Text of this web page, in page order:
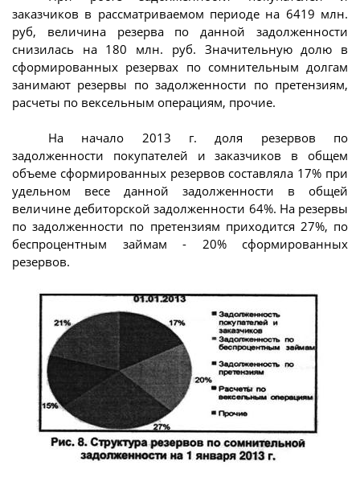
заказчиков в рассматриваемом периоде на 6419 млн.
руб, величина резерва по данной задолженности
снизилась на 180 млн. руб. Значительную долю в
сформированных резервах по сомнительным долгам
занимают резервы по задолженности по претензиям,
расчеты по вексельным операциям, прочие.
На начало 2013 г. доля резервов по
задолженности покупателей и заказчиков в общем
объеме сформированных резервов составляла 17% при
удельном весе данной задолженности в общей
величине дебиторской задолженности 64%. На резервы
по задолженности по претензиям приходится 27%, по
беспроцентным займам - 20% сформированных
резервов.